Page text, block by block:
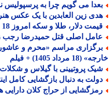
می گویم چرا به پرسپولیس
زین العابدین با یک عکس هنری
دلار، طلا و سکه امروز 18 مرداد 1405
اصلی قتل حمیدرضا رجب
مراسم «محرم و عاشورا در
مرداد 1405) + فیلم
پروتیینی با گیلاس و شکلات
به دنبال بازگشایی کامل
از حراج کلان دارایی